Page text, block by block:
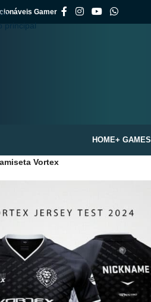
principal
Gamer
HOME+ GAMES
Vortex